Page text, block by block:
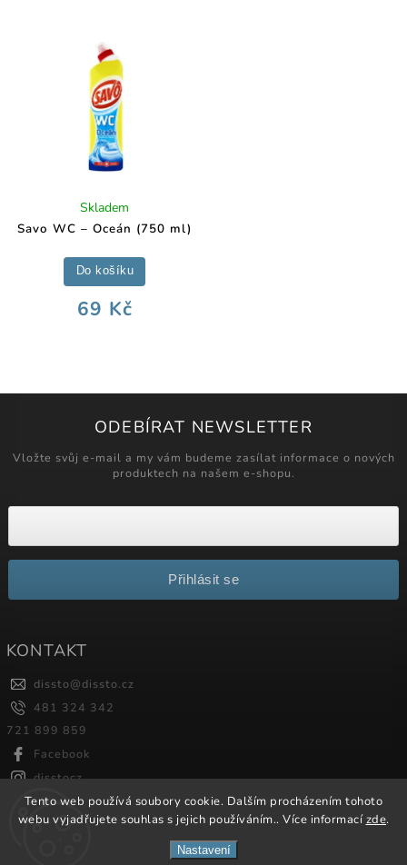
Tento web používá soubory cookie. Dalším procházením tohoto
webu vyjadřujete souhlas s jejich používáním.. Více informacízde.
Nastavení
Savo WC – Oceán (750 ml)
Skladem
69 Kč
Do košíku
ODEBÍRAT NEWSLETTER
Vložte svůj e-mail a my vám budeme zasílat informace o nových
produktech na našem e-shopu.
Přihlásit se
KONTAKT
dissto@dissto.cz
481 324 342
721 899 859
Facebook
disstocz
Shoptet| Design